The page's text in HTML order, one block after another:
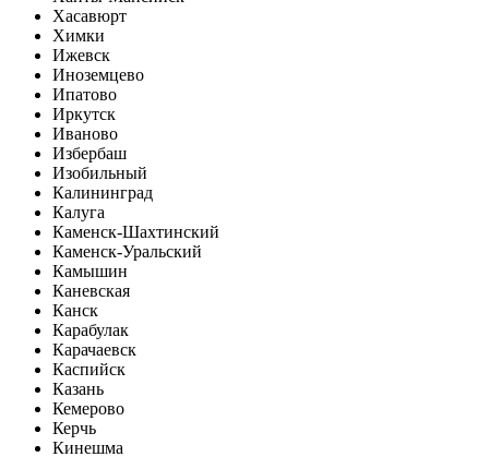
Хасавюрт
Химки
Ижевск
Иноземцево
Ипатово
Иркутск
Иваново
Избербаш
Изобильный
Калининград
Калуга
Каменск-Шахтинский
Каменск-Уральский
Камышин
Каневская
Канск
Карабулак
Карачаевск
Каспийск
Казань
Кемерово
Керчь
Кинешма